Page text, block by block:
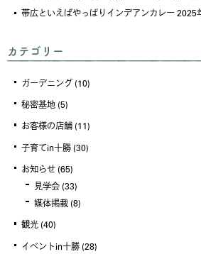
帯広といえばやっぱりインデアンカレー2025
カテゴリー
ガーデニング (10)
秘密基地 (5)
お客様の店舗 (11)
子育てin十勝 (30)
お知らせ (65)
見学会 (33)
媒体掲載 (8)
観光 (40)
イベントin十勝 (28)